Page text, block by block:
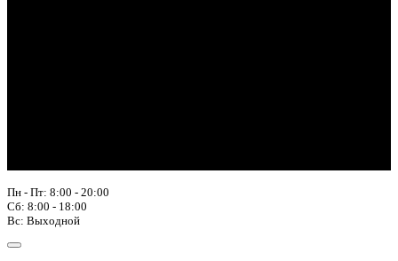
Пн - Пт: 8:00 - 20:00
Сб: 8:00 - 18:00
Вс: Выходной